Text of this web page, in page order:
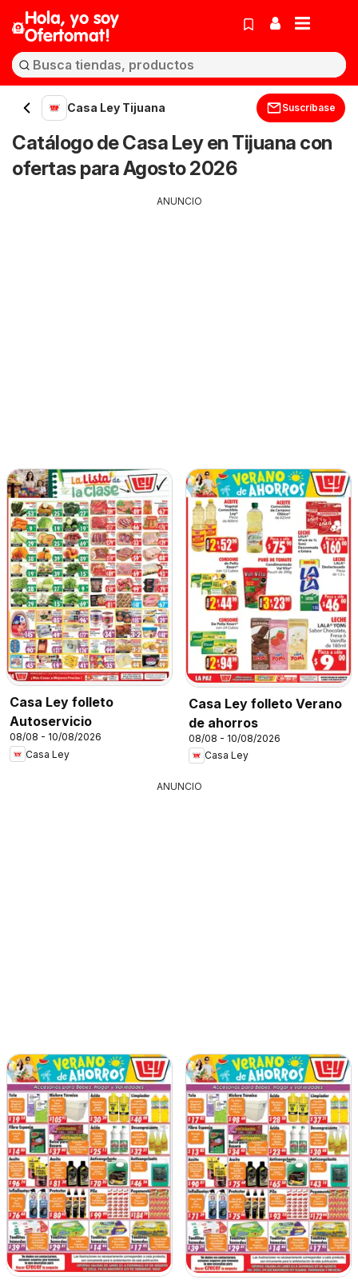
Hola, yo soy
Ofertomat!
Casa Ley Tijuana Suscríbase
Catálogo de Casa Ley en Tijuana con
ofertas para Agosto 2026
ANUNCIO
Casa Ley folleto
Autoservicio
08/08 - 10/08/2026
Casa Ley
Casa Ley folleto Verano
de ahorros
08/08 - 10/08/2026
Casa Ley
ANUNCIO